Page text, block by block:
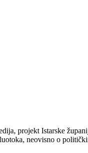
projekt Istarske
neovisno o